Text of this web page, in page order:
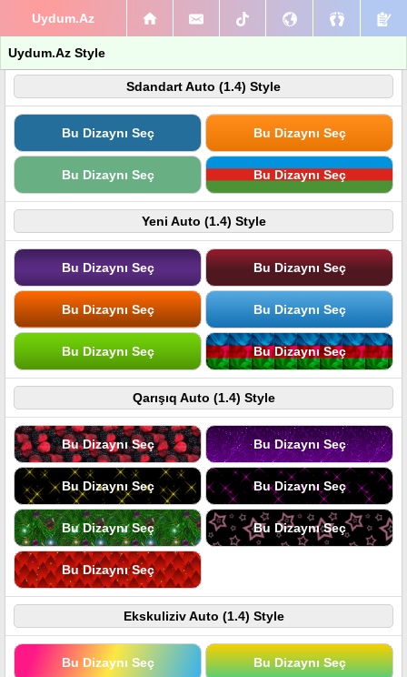
Uydum.Az
Uydum.Az Style
Sdandart Auto (1.4) Style
Bu Dizaynı Seç Bu Dizaynı Seç
Bu Dizaynı Seç Bu Dizaynı Seç
Yeni Auto (1.4) Style
Bu Dizaynı Seç Bu Dizaynı Seç
Bu Dizaynı Seç Bu Dizaynı Seç
Bu Dizaynı Seç Bu Dizaynı Seç
Qarışıq Auto (1.4) Style
Bu Dizaynı Seç Bu Dizaynı Seç
Bu Dizaynı Seç Bu Dizaynı Seç
Bu Dizaynı Seç Bu Dizaynı Seç
Bu Dizaynı Seç
Ekskuliziv Auto (1.4) Style
Bu Dizaynı Seç Bu Dizaynı Seç